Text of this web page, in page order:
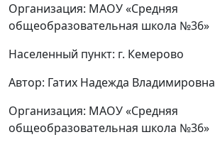
Организация: МАОУ «Средняя
общеобразовательная школа №36»
Населенный пункт: г. Кемерово
Автор: Гатих Надежда Владимировна
Организация: МАОУ «Средняя
общеобразовательная школа №36»